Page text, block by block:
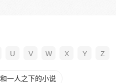
U V W X Y Z
一人之下的小说